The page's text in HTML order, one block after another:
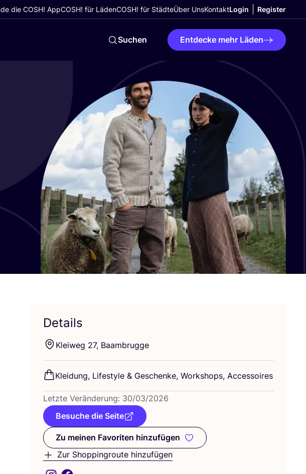
die COSH! AppCOSH! für LädenCOSH! für StädteÜber UnsKontaktLogin Register
Suchen Entdecke mehr Läden
Details
Klei­weg 27, Baambrugge
Klei­dung, Life­style & Geschen­ke, Work­shops, Accessoires
Letz­te Ver­än­de­rung: 30/03/2026
Besuche die Seite
Zu meinen Favoriten hinzufügen
Zu meinen Favoriten hinzufügen
Zur Shoppingroute hinzufügen